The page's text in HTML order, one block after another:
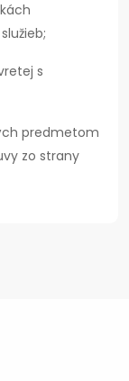
s
predmetom
zo strany